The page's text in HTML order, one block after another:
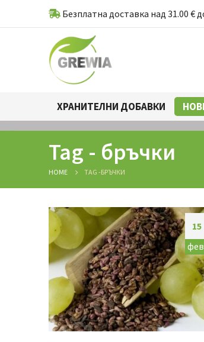
Безплатна доставка над 31.00 €
ХРАНИТЕЛНИ ДОБАВКИ
Tag - бръчки
HOME TAG -БРЪЧКИ
15